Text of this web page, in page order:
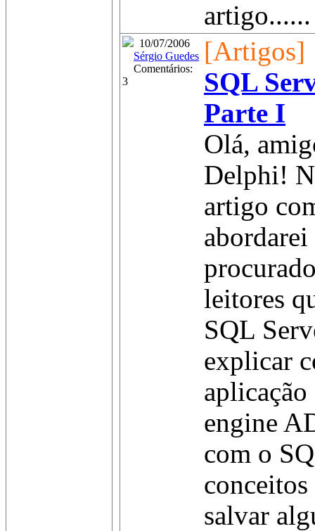
artigo......
10/07/2006
Sérgio Guedes
Comentários:
3
[Artigos]
SQL
Parte I
Olá,
Delphi!
artigo
leitores
SQL
explicar
aplicação
engine
com o
salvar